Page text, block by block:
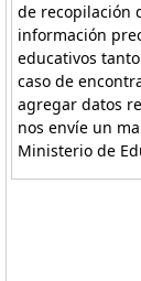
de recopilación
información
educativos
caso de
agregar datos
nos envíe un
Ministerio de